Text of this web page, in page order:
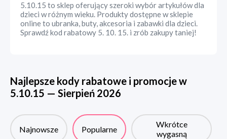
5.10.15 to sklep oferujący szeroki wybór artykułów dla
dzieci w różnym wieku. Produkty dostępne w sklepie
online to ubranka, buty, akcesoria i zabawki dla dzieci.
Sprawdź kod rabatowy 5. 10. 15. i zrób zakupy taniej!
Najlepsze kody rabatowe i promocje w
5.10.15 — Sierpień 2026
Najnowsze Popularne
Wkrótce
wygasną